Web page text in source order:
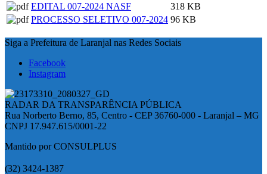
EDITAL 007-2024 NASF
318 KB
PROCESSO SELETIVO 007-2024 96 KB
Siga a Prefeitura de Laranjal nas Redes Sociais
Facebook
Instagram
RADAR DA TRANSPARÊNCIA PÚBLICA
Rua Norberto Berno, 85, Centro - CEP 36760-000 - Laranjal – MG
CNPJ 17.947.615/0001-22
Mantido por CONSULPLUS
(32) 3424-1387